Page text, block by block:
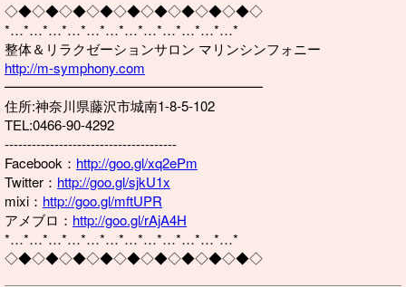
◇◆◇◆◇◆◇◆◇◆◇◆◇◆◇◆◇◆◇
*…*…*…*…*…*…*…*…*…*…*…*…*
整体＆リラクゼーションサロン マリンシンフォニー
http://m-symphony.com
━━━━━━━━━━━━━━━━━━━
住所:神奈川県藤沢市城南1-8-5-102
TEL:0466-90-4292
--------------------------------------
Facebook： http://goo.gl/xq2ePm
Twitter： http://goo.gl/sjkU1x
mixi： http://goo.gl/mftUPR
アメブロ： http://goo.gl/rAjA4H
*…*…*…*…*…*…*…*…*…*…*…*…*
◇◆◇◆◇◆◇◆◇◆◇◆◇◆◇◆◇◆◇